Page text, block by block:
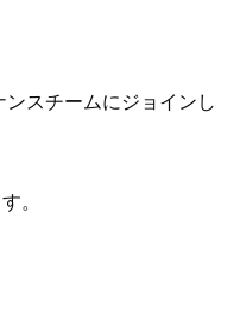
スチームにジョインし
。